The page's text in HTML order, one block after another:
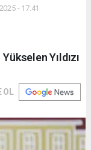
- 17:41
Yıldızı
OL